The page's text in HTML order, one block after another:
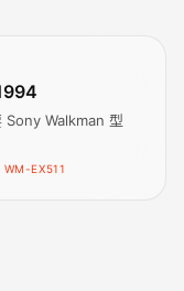
Sony Walkman 型
EX511